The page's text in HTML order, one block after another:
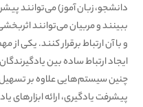
دانشجو، زبان آموز) می‌توانند
ببینند و مربیان می‌توانند
ایجاد ارتباط ساده بین
چنین سیستم‌هایی علاوه بر تسهیل
پیشرفت یادگیری، ارائه ابزارهای